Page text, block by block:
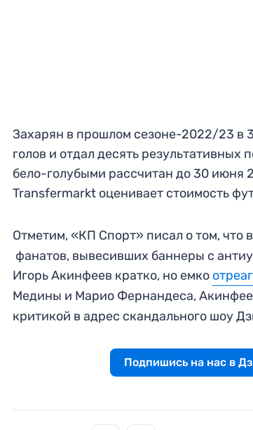
Захарян в прошлом сезоне-2022/23 в
голов и отдал десять результативных
бело-голубыми рассчитан до 30 июня
Transfermarkt оценивает стоимость
Отметим, «КП Спорт» писал о том, что
фанатов, вывесивших баннеры с
Игорь Акинфеев кратко, но емко
Медины и Марио Фернандеса,
критикой в адрес скандального шоу
Подпишись на нас в